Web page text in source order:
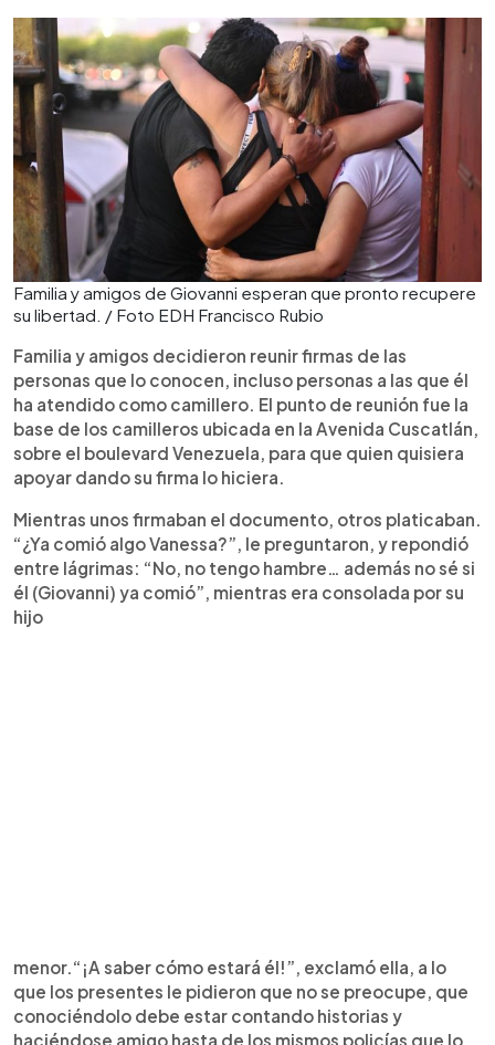
Familia y amigos de Giovanni esperan que pronto recupere
su libertad. / Foto EDH Francisco Rubio
Familia y amigos decidieron reunir firmas de las
personas que lo conocen, incluso personas a las que él
ha atendido como camillero. El punto de reunión fue la
base de los camilleros ubicada en la Avenida Cuscatlán,
sobre el boulevard Venezuela, para que quien quisiera
apoyar dando su firma lo hiciera.
Mientras unos firmaban el documento, otros platicaban.
“¿Ya comió algo Vanessa?”, le preguntaron, y repondió
entre lágrimas: “No, no tengo hambre… además no sé si
él (Giovanni) ya comió”, mientras era consolada por su
hijo
menor.“¡A saber cómo estará él!”, exclamó ella, a lo
que los presentes le pidieron que no se preocupe, que
conociéndolo debe estar contando historias y
haciéndose amigo hasta de los mismos policías que lo